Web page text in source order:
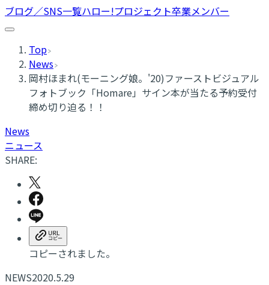
ブログ／SNS一覧ハロー!プロジェクト卒業メンバー
Top
News
岡村ほまれ(モーニング娘。'20)ファーストビジュアル
フォトブック「Homare」サイン本が当たる予約受付
締め切り迫る！！
News
ニュース
SHARE:
コピーされました。
NEWS2020.5.29